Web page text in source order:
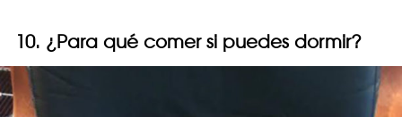
10. ¿Para qué comer si puedes dormir?